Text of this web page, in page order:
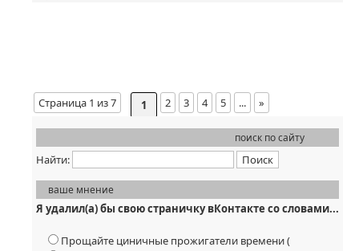
Страница 1 из 7 1 2 3 4 5 ...
»
Последняя »
поиск по сайту
Найти:
ваше мнение
Я удалил(а) бы свою страничку вКонтакте со словами...
Прощайте циничные прожигатели времени (